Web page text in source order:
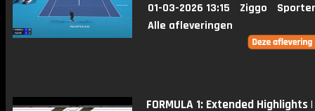
01-03-2026 13:15 Ziggo
Alle afleveringen
FORMULA 1: Extended Highlights